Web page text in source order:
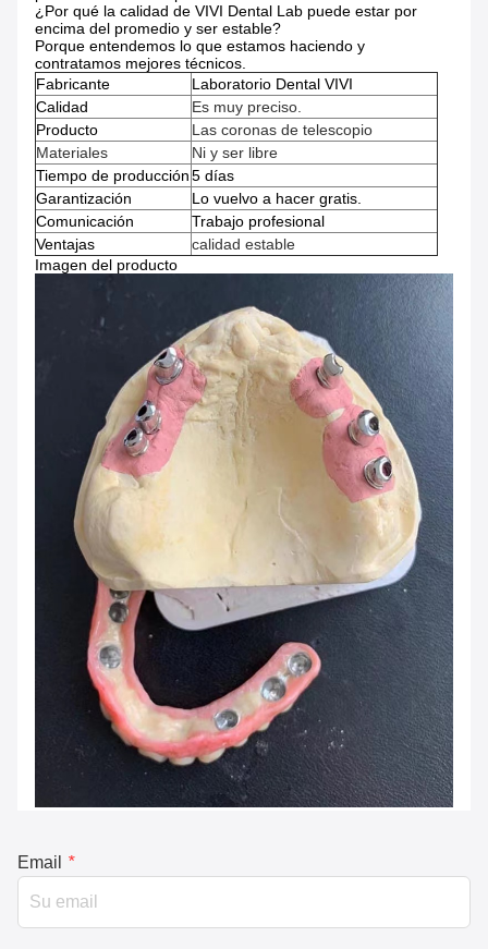
¿Por qué la calidad de VIVI Dental Lab puede estar por
encima del promedio y ser estable?
Porque entendemos lo que estamos haciendo y
contratamos mejores técnicos.
Fabricante
Laboratorio Dental VIVI
Calidad
Es muy preciso.
Producto
Las coronas de telescopio
Materiales
Ni y ser libre
Tiempo de producción5 días
Garantización
Lo vuelvo a hacer gratis.
Comunicación
Trabajo profesional
Ventajas
calidad estable
Imagen del producto
Email *